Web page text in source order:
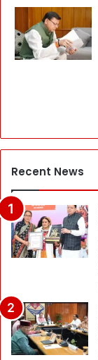
Recent News